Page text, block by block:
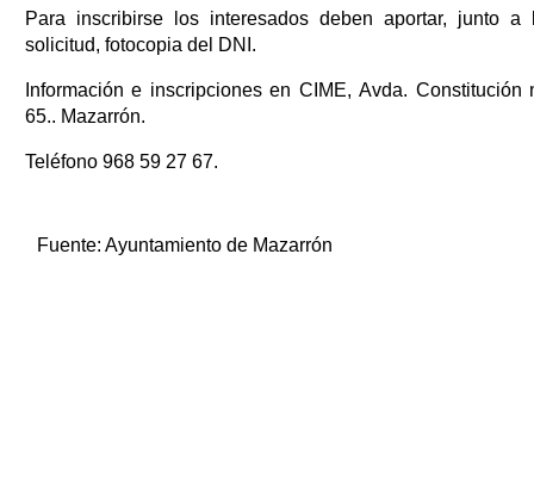
Para inscribirse los interesados deben aportar, junto a
solicitud, fotocopia del DNI.
Información e inscripciones en CIME, Avda. Constitución
65.. Mazarrón.
Teléfono 968 59 27 67.
Fuente: Ayuntamiento de Mazarrón